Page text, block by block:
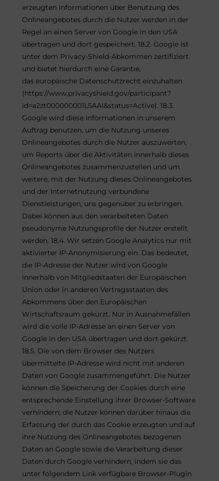
erzeugten Informationen über Benutzung des
Onlineangebotes durch die Nutzer werden in der
Regel an einen Server von Google in den USA
übertragen und dort gespeichert. 18.2. Google ist
unter dem Privacy-Shield-Abkommen zertifiziert
und bietet hierdurch eine Garantie,
das europäische Datenschutzrecht einzuhalten
(https://www.privacyshield.gov/participant?
id=a2zt000000001L5AAI&status=Active). 18.3.
Google wird diese Informationen in unserem
Auftrag benutzen, um die Nutzung unseres
Onlineangebotes durch die Nutzer auszuwerten,
um Reports über die Aktivitäten innerhalb dieses
Onlineangebotes zusammenzustellen und um
weitere, mit der Nutzung dieses Onlineangebotes
und der Internetnutzung verbundene
Dienstleistungen, uns gegenüber zu erbringen.
Dabei können aus den verarbeiteten Daten
pseudonyme Nutzungsprofile der Nutzer erstellt
werden. 18.4. Wir setzen Google Analytics nur mit
aktivierter IP-Anonymisierung ein. Das bedeutet,
die IP-Adresse der Nutzer wird von Google
innerhalb von Mitgliedstaaten der Europäischen
Union oder in anderen Vertragsstaaten des
Abkommens über den Europäischen
Wirtschaftsraum gekürzt. Nur in Ausnahmefällen
wird die volle IP-Adresse an einen Server von
Google in den USA übertragen und dort gekürzt.
18.5. Die von dem Browser des Nutzers
übermittelte IP-Adresse wird nicht mit anderen
Daten von Google zusammengeführt. Die Nutzer
können die Speicherung der Cookies durch eine
entsprechende Einstellung ihrer Browser-Software
verhindern; die Nutzer können darüber hinaus die
Erfassung der durch das Cookie erzeugten und auf
ihre Nutzung des Onlineangebotes bezogenen
Daten an Google sowie die Verarbeitung dieser
Daten durch Google verhindern, indem sie das
unter folgendem Link verfügbare Browser-Plugin